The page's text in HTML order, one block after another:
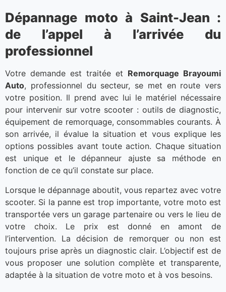
Dépannage moto à Saint-Jean :
de l’appel à l’arrivée du
professionnel
Votre demande est traitée et Remorquage Brayoumi
Auto, professionnel du secteur, se met en route vers
votre position. Il prend avec lui le matériel nécessaire
pour intervenir sur votre scooter : outils de diagnostic,
équipement de remorquage, consommables courants. À
son arrivée, il évalue la situation et vous explique les
options possibles avant toute action. Chaque situation
est unique et le dépanneur ajuste sa méthode en
fonction de ce qu’il constate sur place.
Lorsque le dépannage aboutit, vous repartez avec votre
scooter. Si la panne est trop importante, votre moto est
transportée vers un garage partenaire ou vers le lieu de
votre choix. Le prix est donné en amont de
l’intervention. La décision de remorquer ou non est
toujours prise après un diagnostic clair. L’objectif est de
vous proposer une solution complète et transparente,
adaptée à la situation de votre moto et à vos besoins.